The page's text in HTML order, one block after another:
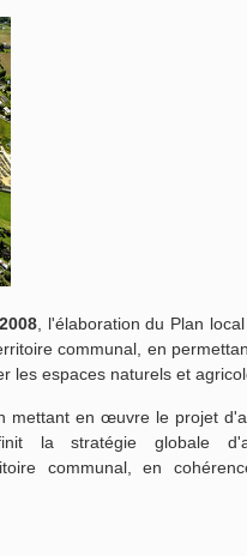
, l'élaboration du Plan
communal, en
les espaces naturels et
mettant en œuvre le projet
la stratégie globale
communal, en